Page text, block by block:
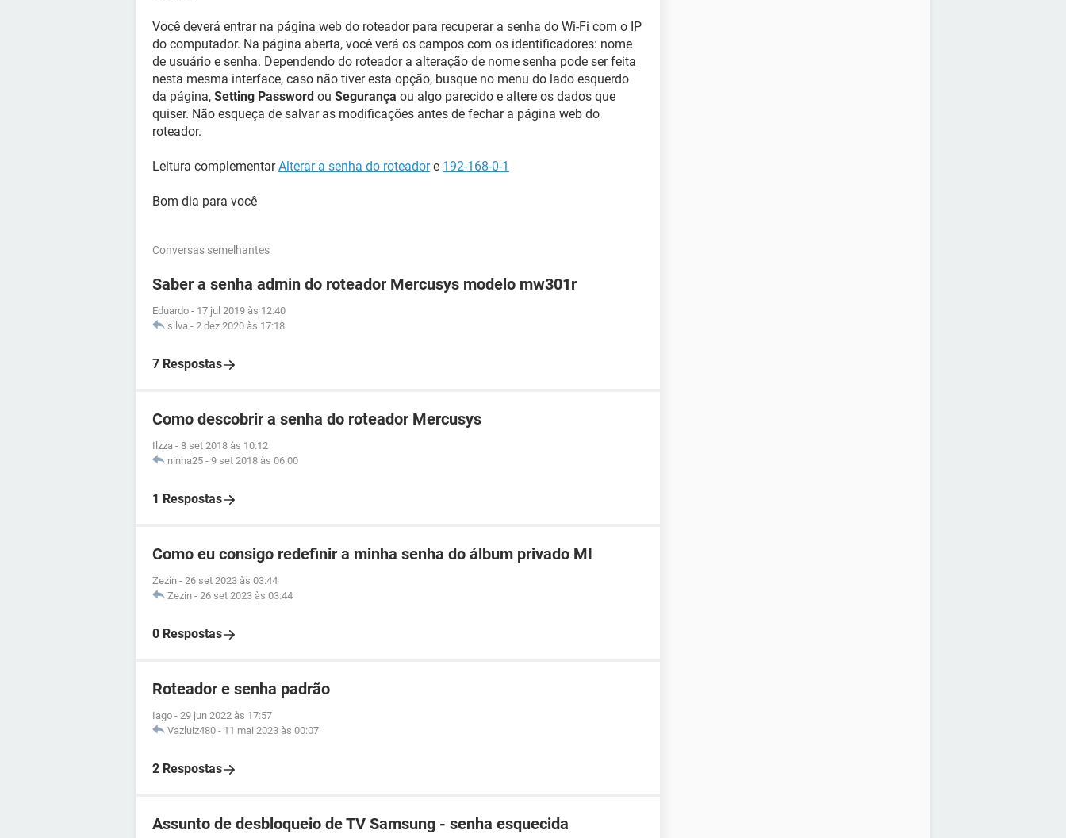
Você deverá entrar na página web do roteador para recuperar a senha do Wi-Fi com o IP
do computador. Na página aberta, você verá os campos com os identificadores: nome
de usuário e senha. Dependendo do roteador a alteração de nome senha pode ser feita
nesta mesma interface, caso não tiver esta opção, busque no menu do lado esquerdo
da página, Setting Password ou Segurança ou algo parecido e altere os dados que
quiser. Não esqueça de salvar as modificações antes de fechar a página web do
roteador.
Leitura complementarAlterar a senha do roteadore 192-168-0-1
Bom dia para você
Conversas semelhantes
Saber a senha admin do roteador Mercusys modelo mw301r
Eduardo - 17 jul 2019 às 12:40
silva - 2 dez 2020 às 17:18
7 Respostas
Como descobrir a senha do roteador Mercusys
Ilzza - 8 set 2018 às 10:12
ninha25 - 9 set 2018 às 06:00
1 Respostas
Como eu consigo redefinir a minha senha do álbum privado MI
Zezin - 26 set 2023 às 03:44
Zezin - 26 set 2023 às 03:44
0 Respostas
Roteador e senha padrão
Iago - 29 jun 2022 às 17:57
Vazluiz480 - 11 mai 2023 às 00:07
2 Respostas
Assunto de desbloqueio de TV Samsung - senha esquecida